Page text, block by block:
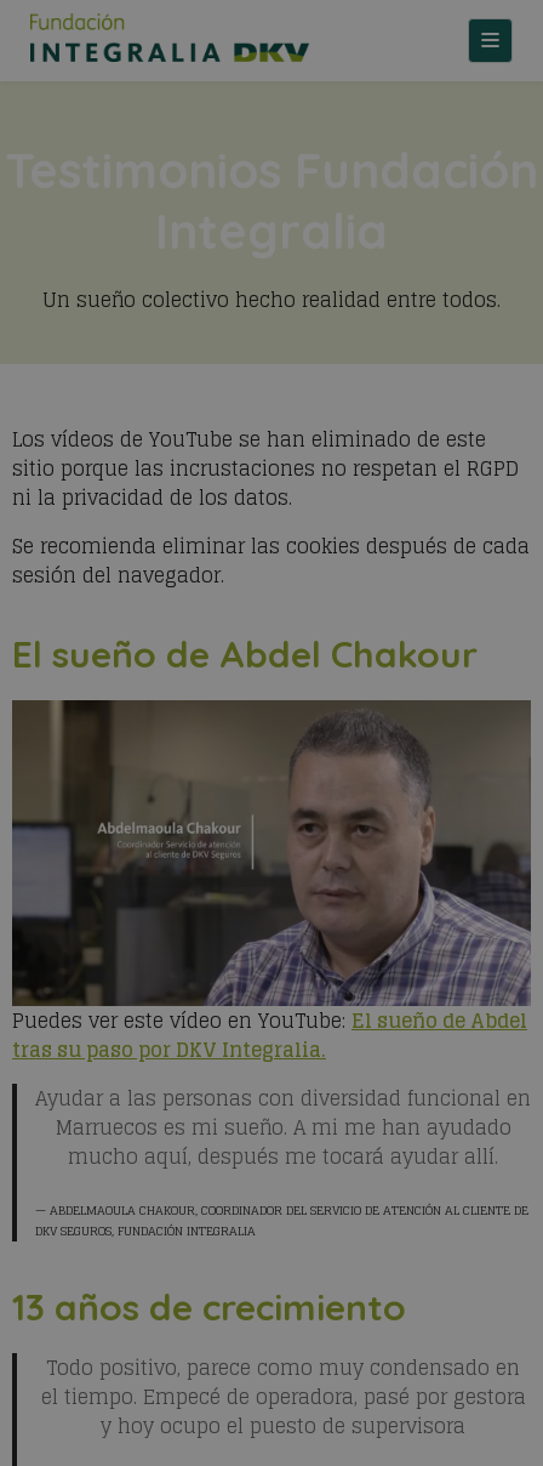
Un sueño colectivo hecho realidad entre todos.
Los vídeos de YouTube se han eliminado de este
sitio porque las incrustaciones no respetan el RGPD
ni la privacidad de los datos.
Se recomienda eliminar las cookies después de cada
sesión del navegador.
El sueño de Abdel Chakour
Puedes ver este vídeo en YouTube: El sueño de Abdel
tras su paso por DKV Integralia.
Ayudar a las personas con diversidad funcional en
Marruecos es mi sueño. A mi me han ayudado
mucho aquí, después me tocará ayudar allí.
ABDELMAOULA CHAKOUR, COORDINADOR DEL SERVICIO DE ATENCIÓN AL CLIENTE DE
DKV SEGUROS, FUNDACIÓN INTEGRALIA
13 años de crecimiento
Todo positivo, parece como muy condensado en
el tiempo. Empecé de operadora, pasé por gestora
y hoy ocupo el puesto de supervisora